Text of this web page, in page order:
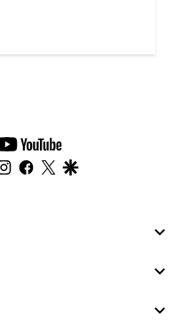
youtube-
footer
instagram
facebook
twitter